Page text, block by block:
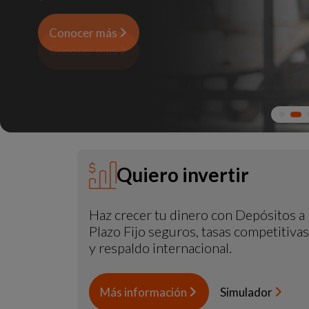
Conocer más
Conocer más
Conocer más
Conocer más
Conocer más
Quiero invertir
Haz crecer tu dinero con Depósitos a
Plazo Fijo seguros, tasas competitivas
y respaldo internacional.
Más información Simulador